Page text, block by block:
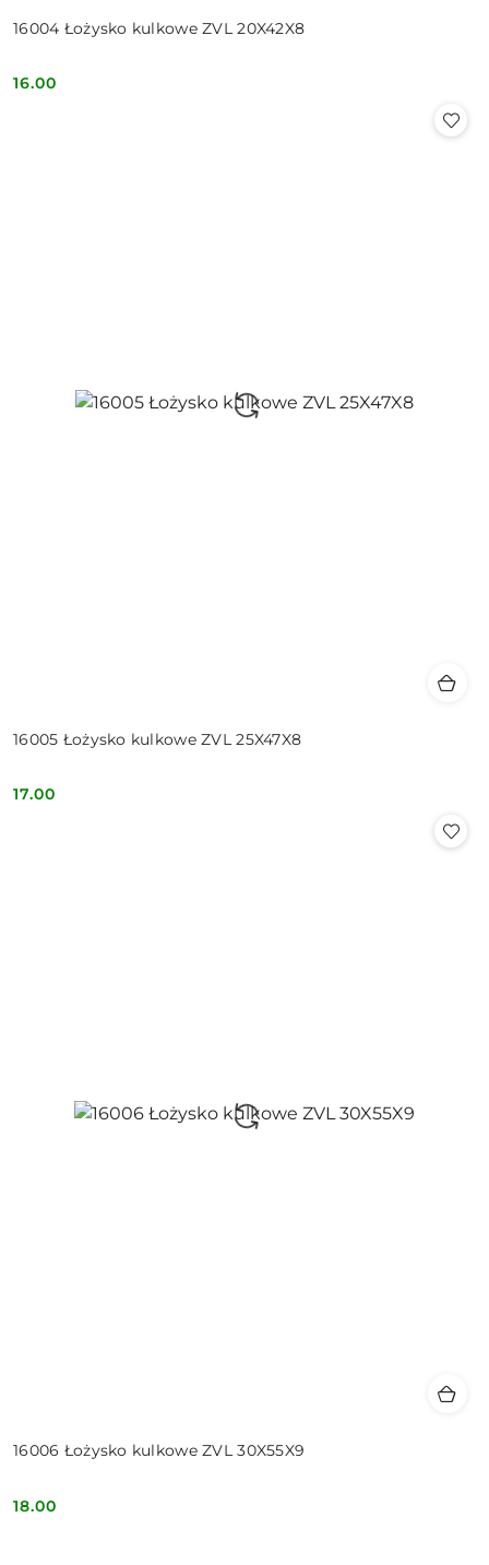
16004 Łożysko kulkowe ZVL 20X42X8
Cena:
16.00
16005 Łożysko kulkowe ZVL 25X47X8
Cena:
17.00
16006 Łożysko kulkowe ZVL 30X55X9
Cena:
18.00